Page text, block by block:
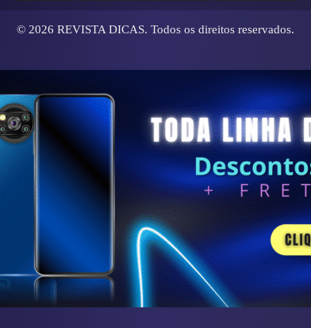
© 2026 REVISTA DICAS. Todos os direitos reservados.